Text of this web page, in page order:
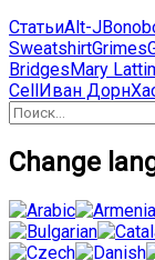
СтатьиAlt-J
SweatshirtGrimes
BridgesMary
CellИван Дорн
Найти:
Change